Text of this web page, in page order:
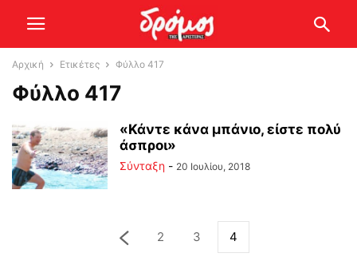
Αρχική Ετικέτες Φύλλο 417
Φύλλο 417
«Κάντε κάνα μπάνιο, είστε πολύ
άσπροι»
Σύνταξη - 20 Ιουλίου, 2018
2 3 4